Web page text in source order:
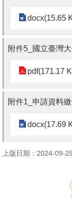
頁
首
站
docx(15.65
附件5_國立臺灣
pdf(171.17
附件1_申請資料
docx(17.69
上版日期：2024-09-25